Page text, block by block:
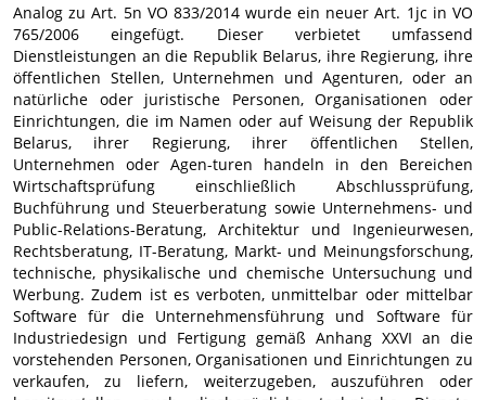
Analog zu Art. 5n VO 833/2014 wurde ein neuer Art. 1jc in VO
765/2006 eingefügt. Dieser verbietet umfassend
Dienstleistungen an die Republik Belarus, ihre Regierung, ihre
öffentlichen Stellen, Unternehmen und Agenturen, oder an
natürliche oder juristische Personen, Organisationen oder
Einrichtungen, die im Namen oder auf Weisung der Republik
Belarus, ihrer Regierung, ihrer öffentlichen Stellen,
Unternehmen oder Agen-turen handeln in den Bereichen
Wirtschaftsprüfung einschließlich Abschlussprüfung,
Buchführung und Steuerberatung sowie Unternehmens- und
Public-Relations-Beratung, Architektur und Ingenieurwesen,
Rechtsberatung, IT-Beratung, Markt- und Meinungsforschung,
technische, physikalische und chemische Untersuchung und
Werbung. Zudem ist es verboten, unmittelbar oder mittelbar
Software für die Unternehmensführung und Software für
Industriedesign und Fertigung gemäß Anhang XXVI an die
vorstehenden Personen, Organisationen und Einrichtungen zu
verkaufen, zu liefern, weiterzugeben, auszuführen oder